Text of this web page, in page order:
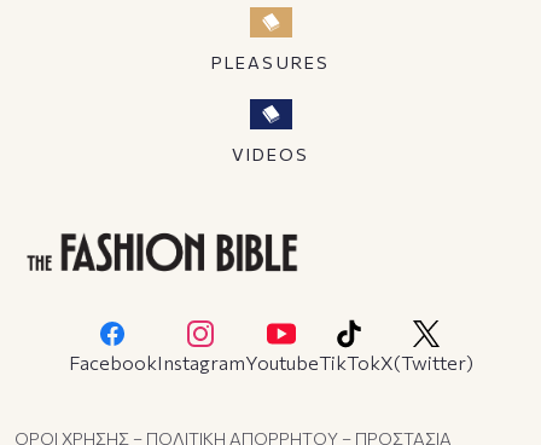
PLEASURES
VIDEOS
FacebookInstagramYoutubeTikTokX(Twitter)
ΟΡΟΙ ΧΡΗΣΗΣ – ΠΟΛΙΤΙΚΗ ΑΠΟΡΡΗΤΟΥ – ΠΡΟΣΤΑΣΙΑ